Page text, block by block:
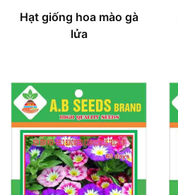
Hạt giống hoa mào gà
lửa